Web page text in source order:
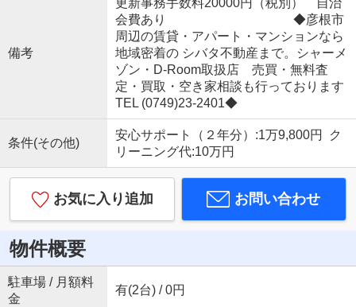
備考
更新事務手数料20000円（税別） 自治
会費あり ◆彦根市
周辺の賃貸・アパート・マンションなら
地域密着の シバタ不動産まで。シャーメ
ゾン・D-Room取扱店 売買・無料査
定・買取・空き家相談も行っております
TEL (0749)23-2401◆
条件(その他)
安心サポート（２年分）:1万9,800円 ク
リーニング代:10万円
お気に入り追加 お問い合わせ
物件概要
駐車場 / 月額料
金
有(2台) / 0円